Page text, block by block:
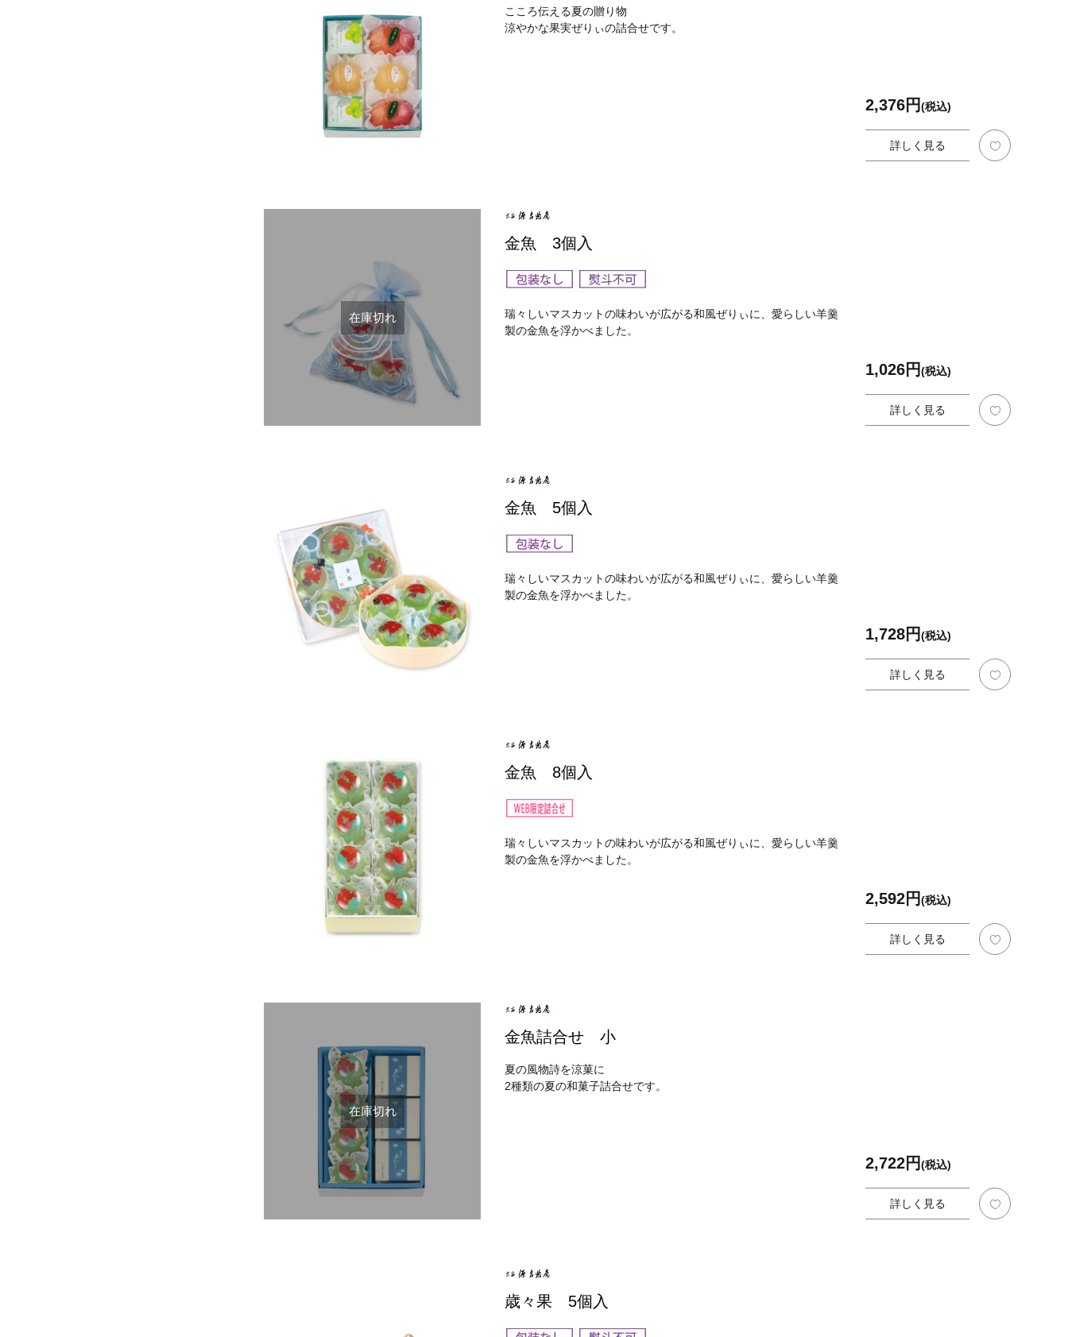
こころ伝える夏の贈り物
涼やかな果実ぜりぃの詰合せです。
2,376円(税込)
詳しく見る
在庫切れ
金魚 3個入
瑞々しいマスカットの味わいが広がる和風ぜりぃに、愛らしい羊羹
製の金魚を浮かべました。
1,026円(税込)
詳しく見る
金魚 5個入
瑞々しいマスカットの味わいが広がる和風ぜりぃに、愛らしい羊羹
製の金魚を浮かべました。
1,728円(税込)
詳しく見る
金魚 8個入
瑞々しいマスカットの味わいが広がる和風ぜりぃに、愛らしい羊羹
製の金魚を浮かべました。
2,592円(税込)
詳しく見る
在庫切れ
金魚詰合せ 小
夏の風物詩を涼菓に
2種類の夏の和菓子詰合せです。
2,722円(税込)
詳しく見る
歳々果 5個入